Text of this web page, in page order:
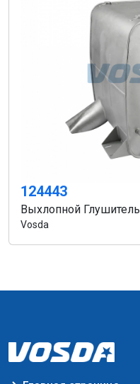
124443
Выхлопной Глушитель
Vosda